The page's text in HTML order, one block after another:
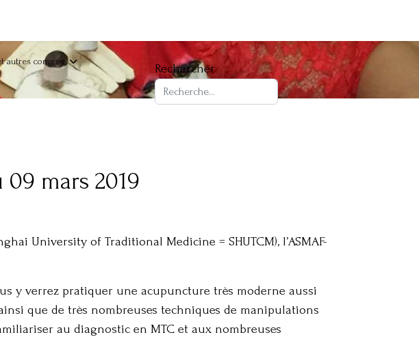
autres congrès
Rechercher
09 mars 2019
University of Traditional Medicine = SHUTCM), l’ASMAF-
y verrez pratiquer une acupuncture très moderne aussi
que de très nombreuses techniques de manipulations
au diagnostic en MTC et aux nombreuses